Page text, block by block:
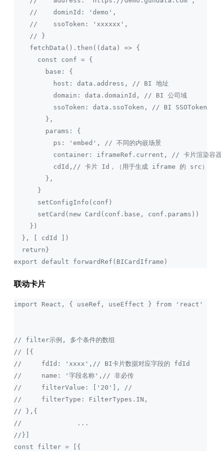
//    dominId: 'demo',
//    ssoToken: 'xxxxxx',
// }
fetchData().then((data) => {
const conf = {
base: {
host: data.address, // BI 地址
domain: data.domainId, // BI 公司域
ssoToken: data.ssoToken, // BI SSOToken
},
params: {
ps: 'embed', // 不同的内嵌场景
container: iframeRef.current, // 卡片渲染容
cdId,// 卡片 Id，（用于生成 iframe 的 src）
},
}
setConfigInfo(conf)
setCard(new Card(conf.base, conf.params))
})
}, [ cdId ])
return}
export default forwardRef(BICardIframe)
联动卡片
import React, { useRef, useEffect } from 'react'
// filter示例, 多个条件的数组
// [{
//     fdId: 'xxxx',// BI卡片数据对应字段的 fdId
//     name: '字段名称',// 非必传
//     filterValue: ['20'], //
//     filterType: FilterTypes.IN,
// },{
//		...
//}]
const filter = [{